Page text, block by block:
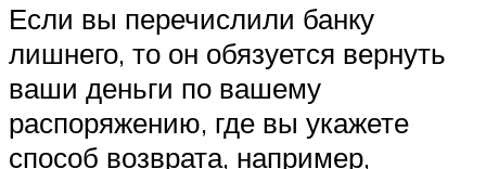
Если вы перечислили банку
лишнего, то он обязуется вернуть
ваши деньги по вашему
распоряжению, где вы укажете
способ возврата, например,